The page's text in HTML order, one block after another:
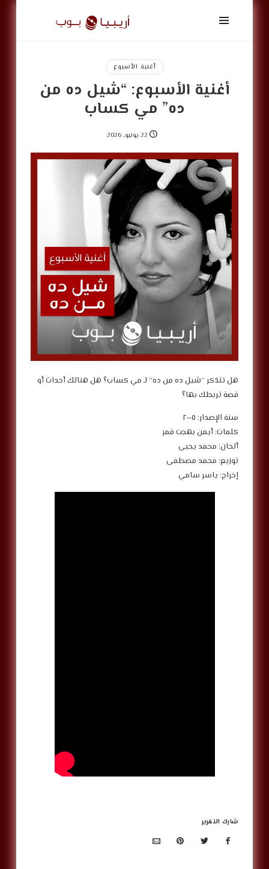
أريبيا
بوب
ArabiaPopأغنية الأسبوع
أغنية الأسبوع: “شيل ده من
ده” مي كساب
22 يونيو, 2026
هل تتذكر “شيل ده من ده” لـ مي كساب؟ هل هنالك أحداث أو
قصة تربطك بها؟
سنة الإصدار: ٢٠٠٥
كلمات: أيمن بهجت قمر
ألحان: محمد يحيى
توزيع: محمد مصطفى
إخراج: ياسر سامي
شارك التقرير